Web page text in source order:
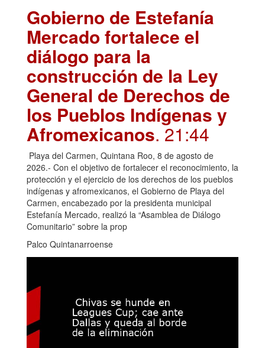
Gobierno de Estefanía
Mercado fortalece el
diálogo para la
construcción de la Ley
General de Derechos de
los Pueblos Indígenas y
Afromexicanos. 21:44
Playa del Carmen, Quintana Roo, 8 de agosto de
2026.- Con el objetivo de fortalecer el reconocimiento, la
protección y el ejercicio de los derechos de los pueblos
indígenas y afromexicanos, el Gobierno de Playa del
Carmen, encabezado por la presidenta municipal
Estefanía Mercado, realizó la “Asamblea de Diálogo
Comunitario” sobre la prop
Palco Quintanarroense